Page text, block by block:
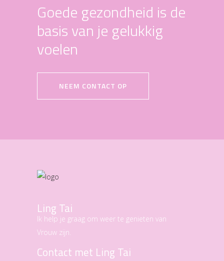
Goede gezondheid is de
basis van je gelukkig
voelen
NEEM CONTACT OP
Ling Tai
Ik help je graag om weer te genieten van
Vrouw zijn.
Contact met Ling Tai